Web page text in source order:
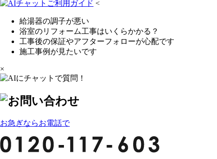
<
給湯器の調子が悪い
浴室のリフォーム工事はいくらかかる？
工事後の保証やアフターフォローが心配です
施工事例が見たいです
×
お急ぎならお電話で